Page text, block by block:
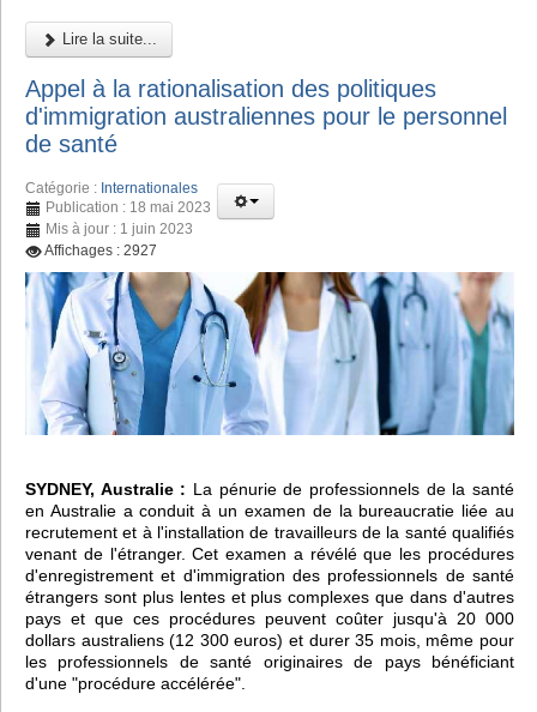
Lire la suite...
Appel à la rationalisation des politiques
d'immigration australiennes pour le personnel
de santé
Catégorie : Internationales
Publication : 18 mai 2023
Mis à jour : 1 juin 2023
Affichages : 2927
SYDNEY, Australie : La pénurie de professionnels de la santé
en Australie a conduit à un examen de la bureaucratie liée au
recrutement et à l'installation de travailleurs de la santé qualifiés
venant de l'étranger. Cet examen a révélé que les procédures
d'enregistrement et d'immigration des professionnels de santé
étrangers sont plus lentes et plus complexes que dans d'autres
pays et que ces procédures peuvent coûter jusqu'à 20 000
dollars australiens (12 300 euros) et durer 35 mois, même pour
les professionnels de santé originaires de pays bénéficiant
d'une "procédure accélérée".